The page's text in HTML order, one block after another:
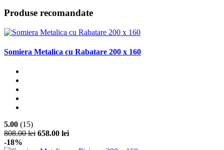
Produse recomandate
Somiera Metalica cu Rabatare 200 x 160
5.00 (15)
808.00 lei 658.00 lei
-18%